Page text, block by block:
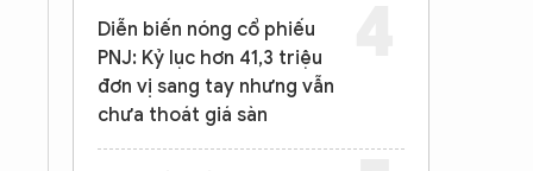
Diễn biến nóng cổ phiếu
PNJ: Kỷ lục hơn 41,3 triệu
đơn vị sang tay nhưng vẫn
chưa thoát giá sàn